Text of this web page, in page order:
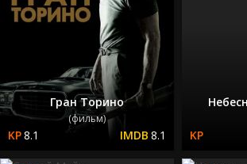
Гран Торино
(фильм)
8.1 8.1